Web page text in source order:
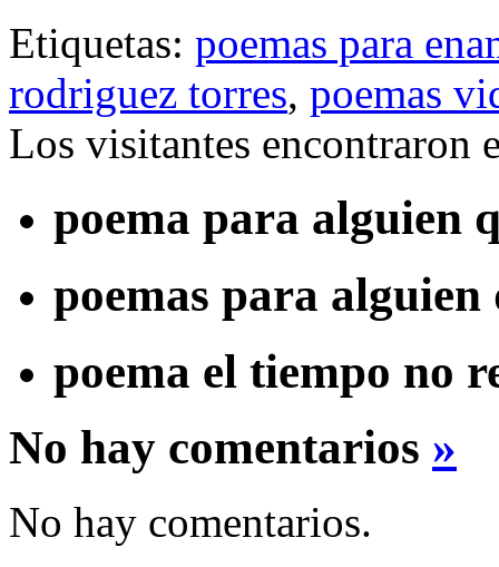
Etiquetas: poemas para
rodriguez torres, poemas
Los visitantes encontraron
poema para alguien
poemas para alguien
poema el tiempo no
No hay comentarios »
No hay comentarios.